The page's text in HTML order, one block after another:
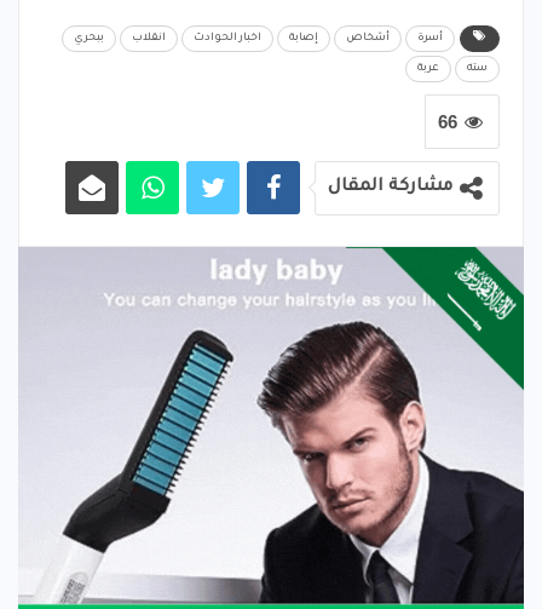
أسرة أشخاص إصابة اخبار الحوادث انقلاب ببحري
سته عربة
66
مشاركة المقال